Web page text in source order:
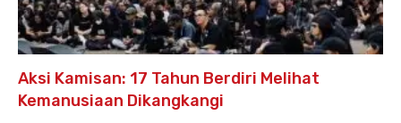
Aksi Kamisan: 17 Tahun Berdiri Melihat
Kemanusiaan Dikangkangi